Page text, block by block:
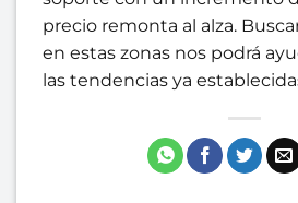
precio remonta al alza.
en estas zonas nos podrá
las tendencias ya